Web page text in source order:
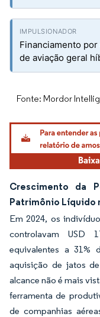
Financiamento
de aviação geral
Fonte: Mordor
Crescimento da
Patrimônio Líquido
Em 2024, os
controlavam USD
equivalentes a 31%
aquisição de jatos
alcance não é mais
ferramenta de
de companhias